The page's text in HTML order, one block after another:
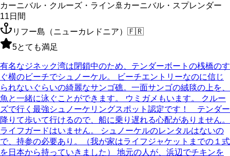
カーニバル・クルーズ・ライン 🚢 カーニバル・スプレンダー
11 日間
リフー島（ニューカレドニア） 🇫🇷
5とても満足
有名なジネック湾は閉鎖中のため、テンダーボートの桟橋のす
ぐ横のビーチでシュノーケル。 ビーチエントリーなのに信じ
られないぐらいの綺麗なサンゴ礁。一面サンゴの絨毯の上を、
魚と一緒に泳ぐことができます。 ウミガメもいます。 クルー
ズで行く最強シュノーケリングスポット認定です！ テンダー
降りて歩いて行けるので、船に乗り遅れる心配がありません。
ライフガードはいません。 シュノーケルのレンタルはないの
で、持参の必要あり。（我が家はライフジャケットまでの１式
を日本から持っていきました） 地元の人が、浜辺でチキンを